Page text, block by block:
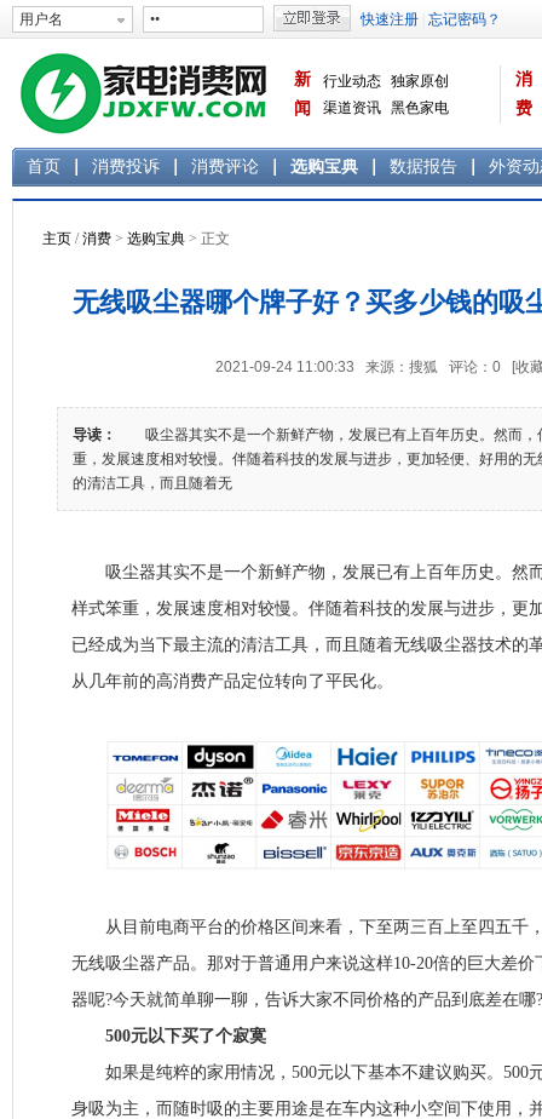
新
闻
行业动态 独家原创
渠道资讯 黑色家电
消
费
首页 消费投诉 消费评论 选购宝典 数据报告 外资
主页 /消费 > 选购宝典 > 正文
无线吸尘器哪个牌子好？买多少钱的吸
2021-09-24 11:00:33 来源：搜狐 评论： 0 [收
导读：
吸尘器其实不是一个新鲜产物，发展已有上百年历史。然而，
重，发展速度相对较慢。伴随着科技的发展与进步，更加轻便、好用的
的清洁工具，而且随着无
吸尘器其实不是一个新鲜产物，发展已有上百年历史。然
样式笨重，发展速度相对较慢。伴随着科技的发展与进步，更
已经成为当下最主流的清洁工具，而且随着无线吸尘器技术的
从几年前的高消费产品定位转向了平民化。
从目前电商平台的价格区间来看，下至两三百上至四五千
无线吸尘器产品。那对于普通用户来说这样10-20倍的巨大差
器呢?今天就简单聊一聊，告诉大家不同价格的产品到底差在哪?
500元以下买了个寂寞
如果是纯粹的家用情况，500元以下基本不建议购买。500
身吸为主，而随时吸的主要用途是在车内这种小空间下使用，